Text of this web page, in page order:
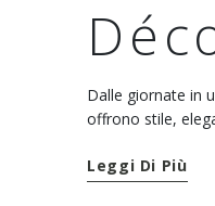
Dalle giornate in
offrono stile,
Leggi Di Più